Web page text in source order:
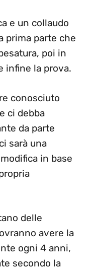
e un collaudo
prima parte che
poi in
infine la prova.
conosciuto
ci debba
da parte
sarà una
in base
delle
avere la
ogni 4 anni,
secondo la